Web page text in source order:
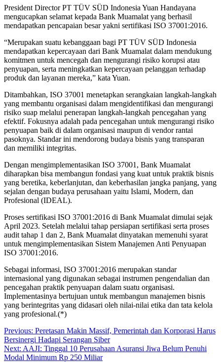
President Director PT TÜV SÜD Indonesia Yuan Handayana
mengucapkan selamat kepada Bank Muamalat yang berhasil
mendapatkan pencapaian besar yakni sertifikasi ISO 37001:2016.
“Merupakan suatu kebanggaan bagi PT TÜV SÜD Indonesia
mendapatkan kepercayaan dari Bank Muamalat dalam mendukung
komitmen untuk mencegah dan mengurangi risiko korupsi atau
penyuapan, serta meningkatkan kepercayaan pelanggan terhadap
produk dan layanan mereka,” kata Yuan.
Ditambahkan, ISO 37001 menetapkan serangkaian langkah-langkah
yang membantu organisasi dalam mengidentifikasi dan mengurangi
risiko suap melalui penerapan langkah-langkah pencegahan yang
efektif. Fokusnya adalah pada pencegahan untuk mengurangi risiko
penyuapan baik di dalam organisasi maupun di vendor rantai
pasoknya. Standar ini mendorong budaya bisnis yang transparan
dan memiliki integritas.
Dengan mengimplementasikan ISO 37001, Bank Muamalat
diharapkan bisa membangun fondasi yang kuat untuk praktik bisnis
yang beretika, keberlanjutan, dan keberhasilan jangka panjang, yang
sejalan dengan budaya perusahaan yaitu Islami, Modern, dan
Profesional (IDEAL).
Proses sertifikasi ISO 37001:2016 di Bank Muamalat dimulai sejak
April 2023. Setelah melalui tahap persiapan sertifikasi serta proses
audit tahap 1 dan 2, Bank Muamalat dinyatakan memenuhi syarat
untuk mengimplementasikan Sistem Manajemen Anti Penyuapan
ISO 37001:2016.
Sebagai informasi, ISO 37001:2016 merupakan standar
internasional yang digunakan sebagai instrumen pengendalian dan
pencegahan praktik penyuapan dalam suatu organisasi.
Implementasinya bertujuan untuk membangun manajemen bisnis
yang berintegritas yang didasari oleh nilai-nilai etika dan tata kelola
yang profesional.(*)
Post
navigation
Previous: Peretasan Makin Massif, Pemerintah dan Korporasi Harus
Bersinergi Hadapi Serangan Siber
Next: AAJI: Tinggal 10 Perusahaan Asuransi Jiwa Belum Penuhi
Modal Minimum Rp 250 Miliar